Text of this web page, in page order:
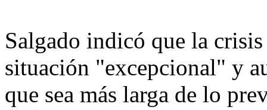
Salgado indicó que la
situación "excepcional" y
que sea más larga de lo